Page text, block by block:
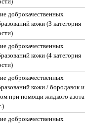
доброкачественных
кожи (3 категория
доброкачественных
кожи (4 категория
доброкачественных
кожи / бородавок и
при помощи жидкого азота
доброкачественных